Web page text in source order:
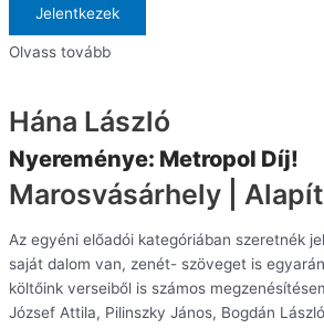
Jelentkezek
Olvass tovább
Hána László
Nyereménye: Metropol Díj!
Marosvásárhely |
Az egyéni előadói kategóriában szeretnék
saját dalom van, zenét- szöveget is
költőink verseiből is számos
József Attila, Pilinszky János, Bogdán